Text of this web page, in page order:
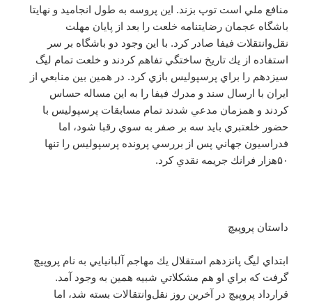
منافع ملي است توپ بزند. اين پروسه به طول انجاميد و نهايتا
باشگاه عجمان رضايتنامه خلعت را بعد از پايان مهلت
نقل‌وانتقلات فيفا صادر كرد. با اين وجود دو باشگاه بر سر
استفاده از يك تاريخ ساختگي تفاهم كردند و خلعت تمام ليگ
سيزدهم را براي پرسپوليس بازي كرد. در همين بين منابعي از
ايران با ارسال سند و مدرك فيفا را به اين مساله حساس
كردند و همزمان مدعي شدند تمام مسابقات پرسپوليس با
حضور خلعتبري بايد سه بر صفر به سوي رقبا شود، اما
فدراسيون جهاني پس از بررسي پرونده پرسپوليس را تنها
۵۰هزار فرانك جريمه نقدي كرد.
داستان پروپيچ
ابتداي ليگ پانزدهم استقلال يك مهاجم آلبانيايي به نام پروپيچ
گرفت كه براي او هم مشكلاتي شبيه همين به وجود آمد.
قرارداد پروپيچ در آخرين روز نقل‌وانتقالات بسته شد، اما